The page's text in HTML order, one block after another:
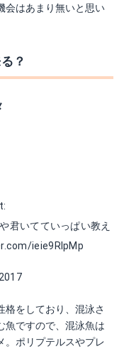
会はあまり無いと思い
？
君いてていっぱい教え
ieie9RIpMp
格をしており、混泳さ
魚ですので、混泳魚は
。ポリプテルスやプレ